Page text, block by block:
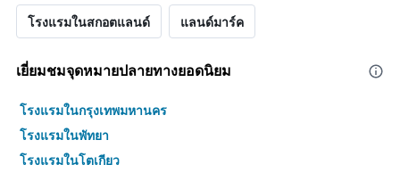
โรงแรมในสกอตแลนด์ แลนด์มาร์ค
เยี่ยมชมจุดหมายปลายทางยอดนิยม
โรงแรมในกรุงเทพมหานคร
โรงแรมในพัทยา
โรงแรมในโตเกียว